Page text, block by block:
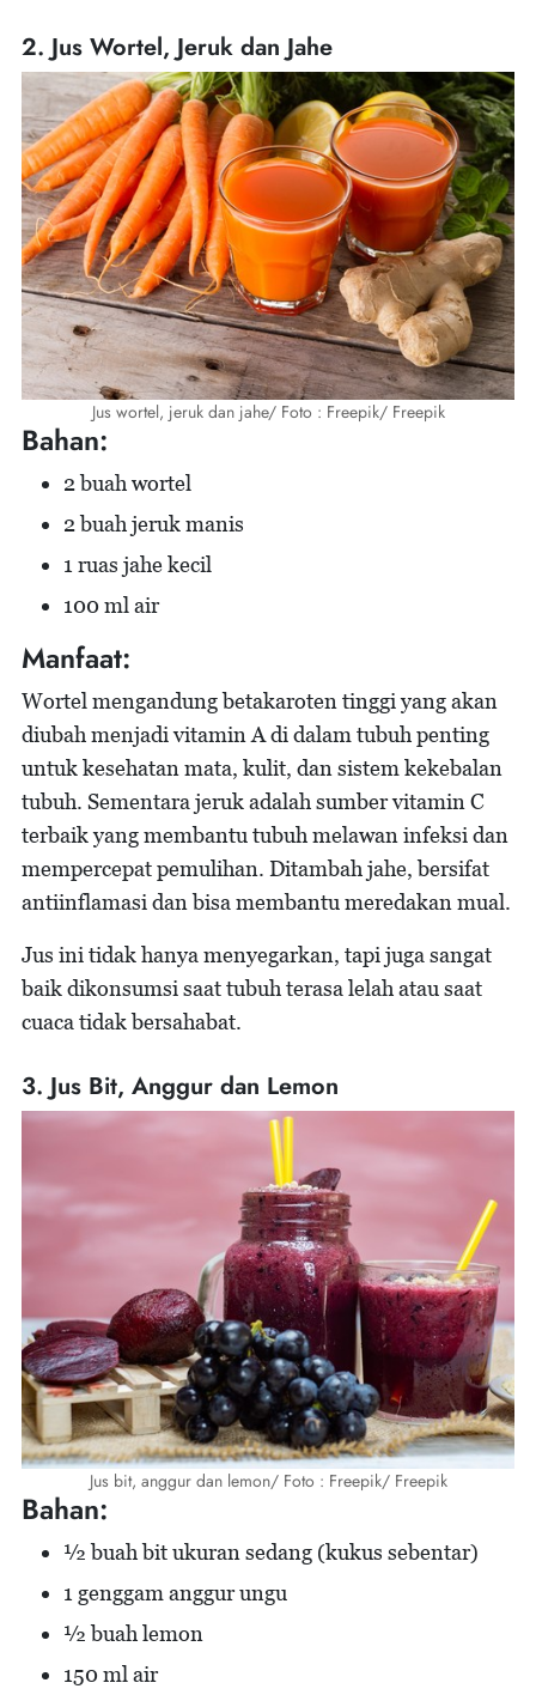
2. Jus Wortel, Jeruk dan Jahe
Jus wortel, jeruk dan jahe/ Foto : Freepik/ Freepik
Bahan:
2 buah wortel
2 buah jeruk manis
1 ruas jahe kecil
100 ml air
Manfaat:
Wortel mengandung betakaroten tinggi yang akan
diubah menjadi vitamin A di dalam tubuh penting
untuk kesehatan mata, kulit, dan sistem kekebalan
tubuh. Sementara jeruk adalah sumber vitamin C
terbaik yang membantu tubuh melawan infeksi dan
mempercepat pemulihan. Ditambah jahe, bersifat
antiinflamasi dan bisa membantu meredakan mual.
Jus ini tidak hanya menyegarkan, tapi juga sangat
baik dikonsumsi saat tubuh terasa lelah atau saat
cuaca tidak bersahabat.
3. Jus Bit, Anggur dan Lemon
Jus bit, anggur dan lemon/ Foto : Freepik/ Freepik
Bahan:
½ buah bit ukuran sedang (kukus sebentar)
1 genggam anggur ungu
½ buah lemon
150 ml air